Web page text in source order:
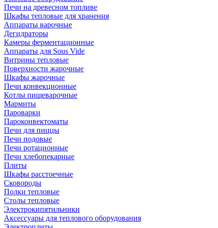
Печи на древесном топливе
Шкафы тепловые для хранения
Аппараты варочные
Дегидраторы
Камеры ферментационные
Аппараты для Sous Vide
Витрины тепловые
Поверхности жарочные
Шкафы жарочные
Печи конвекционные
Котлы пищеварочные
Мармиты
Пароварки
Пароконвектоматы
Печи для пиццы
Печи подовые
Печи ротационные
Печи хлебопекарные
Плиты
Шкафы расстоечные
Сковороды
Полки тепловые
Столы тепловые
Электрокипятильники
Аксессуары для теплового оборудования